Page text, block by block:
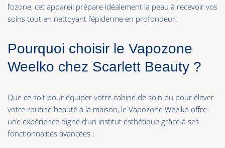
l’ozone, cet appareil prépare idéalement la peau à recevoir vos
soins tout en nettoyant l’épiderme en profondeur.
Pourquoi choisir le Vapozone
Weelko chez Scarlett Beauty ?
Que ce soit pour équiper votre cabine de soin ou pour élever
votre routine beauté à la maison, le Vapozone Weelko offre
une expérience digne d’un institut esthétique grâce à ses
fonctionnalités avancées :